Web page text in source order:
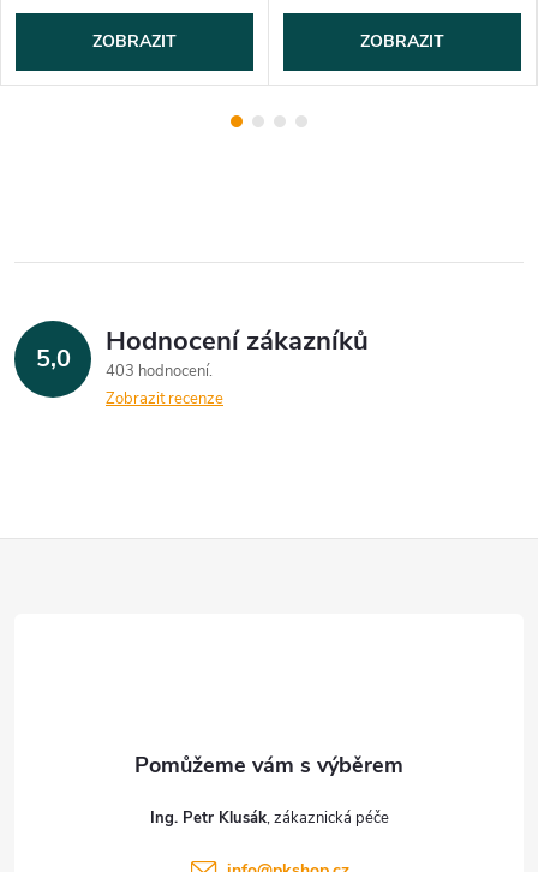
ZOBRAZIT ZOBRAZIT
5,0 Hodnocení zákazníků
403 hodnocení
Zobrazit recenze
Ing. Petr Klusák